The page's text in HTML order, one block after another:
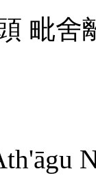
毗
'āgu